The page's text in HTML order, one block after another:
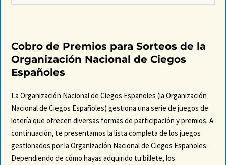
Cobro de Premios para Sorteos de la
Organización Nacional de Ciegos
Españoles
La Organización Nacional de Ciegos Españoles (la Organización
Nacional de Ciegos Españoles) gestiona una serie de juegos de
lotería que ofrecen diversas formas de participación y premios. A
continuación, te presentamos la lista completa de los juegos
gestionados por la Organización Nacional de Ciegos Españoles.
Dependiendo de cómo hayas adquirido tu billete, los